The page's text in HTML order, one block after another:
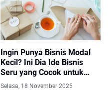
Ingin Punya Bisnis Modal
Kecil? Ini Dia Ide Bisnis
Seru yang Cocok untuk
Pemula
Selasa, 18 November 2025